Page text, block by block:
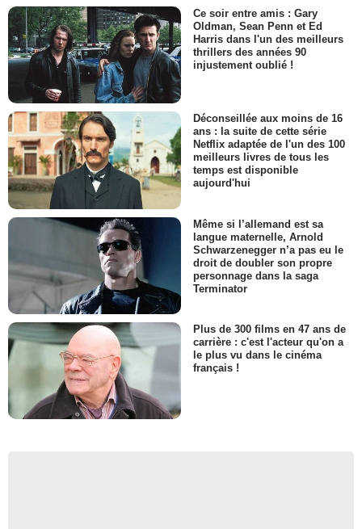
Ce soir entre amis : Gary
Oldman, Sean Penn et Ed
Harris dans l'un des meilleurs
thrillers des années 90
injustement oublié !
Déconseillée aux moins de 16
ans : la suite de cette série
Netflix adaptée de l'un des 100
meilleurs livres de tous les
temps est disponible
aujourd'hui
Même si l’allemand est sa
langue maternelle, Arnold
Schwarzenegger n’a pas eu le
droit de doubler son propre
personnage dans la saga
Terminator
Plus de 300 films en 47 ans de
carrière : c'est l'acteur qu'on a
le plus vu dans le cinéma
français !